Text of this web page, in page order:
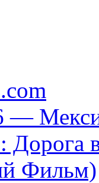
—
Дорога
Фильм)